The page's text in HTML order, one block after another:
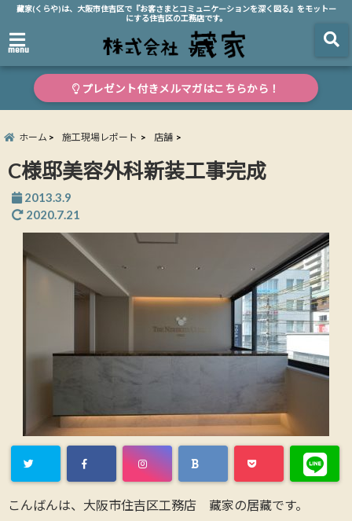
藏家(くらや)は、大阪市住吉区で『お客さまとコミュニケーションを深く図る』をモットー
にする住吉区の工務店です。
menu
プレゼント付きメルマガはこちらから！
ホーム 施工現場レポート 店舗
C様邸美容外科新装工事完成
2013.3.9
2020.7.21
こんばんは、大阪市住吉区工務店 藏家の居藏です。